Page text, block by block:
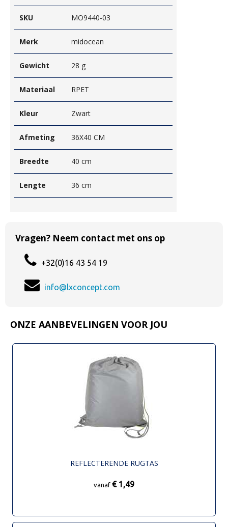
SKU MO9440-03
Merk midocean
Gewicht 28 g
Materiaal RPET
Kleur Zwart
Afmeting 36X40 CM
Breedte 40 cm
Lengte 36 cm
Vragen? Neem contact met ons op
+32(0)16 43 54 19
info@lxconcept.com
ONZE AANBEVELINGEN VOOR JOU
REFLECTERENDE RUGTAS
vanaf € 1,49